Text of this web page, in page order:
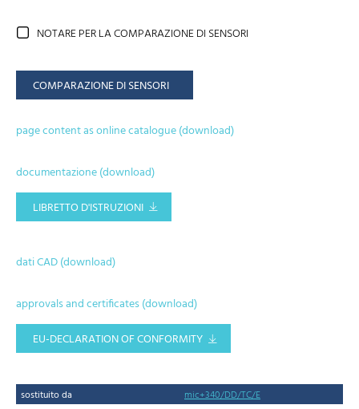
NOTARE PER LA COMPARAZIONE DI SENSORI
COMPARAZIONE DI SENSORI
page content as online catalogue (download)
documentazione (download)
LIBRETTO D'ISTRUZIONI
dati CAD (download)
approvals and certificates (download)
EU-DECLARATION OF CONFORMITY
sostituito da
mic+340/DD/TC/E